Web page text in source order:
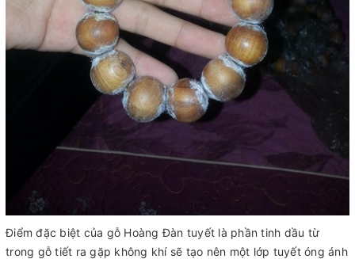
Điểm đặc biệt của gỗ Hoàng Đàn tuyết là phần tinh dầu từ
trong gỗ tiết ra gặp không khí sẽ tạo nên một lớp tuyết óng ánh